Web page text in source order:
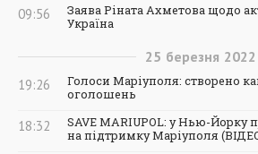
09:56
Заява Ріната Ахметова щодо
Україна
25 березня 2022
19:26
Голоси Маріуполя: створено
оголошень
18:32
SAVE MARIUPOL: у Нью-
на підтримку Маріуполя